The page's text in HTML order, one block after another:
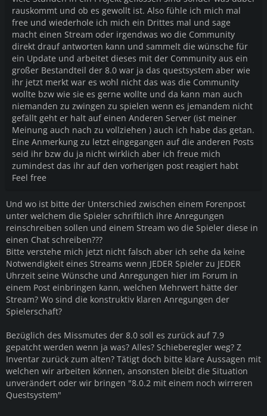
rauskommt und ob es gewollt ist. Also fühle ich mich mal
free und wiederhole ich mich ein Drittes mal und sage
macht einen Stream oder irgendwas wo die Community
direkt drauf antworten kann und sammelt die wünsche für
ein Update und arbeitet dieses mit der Community aus ein
großer Bestandteil der 8.0 war ja das questsystem aber wie
ihr jetzt merkt war es wohl nicht das was die Community
wollte bzw wie sie es gerne wollte und da kann man auch
niemanden zu zwingen zu spielen wenn es jemandem nicht
gefällt geht er halt auf einen Anderen Server (ist meiner
Meinung auch nach zu vollziehen ) auch ich habe das getan.
Eine Anmerkung zu letzt eingegangen auf die anderen Posts
seid ihr bzw du ja nicht wirklich aber ich freue mich
zumindest das ihr auf den vorherigen post reagiert habt
Feel free
Und wo ist bitte der Unterschied zwischen einem Forenpost
unter welchem die Spieler schriftlich ihre Anregungen
reinschreiben sollen und einem Stream wo die Spieler diese in
einen Chat schreiben???
Bitte verstehe mich jetzt nicht falsch aber ich sehe da keine
Notwendigkeit eines Streams wenn JEDER Spieler zu JEDER
Uhrzeit seine Wünsche und Anregungen hier im Forum in
einem Post einbringen kann, welchen Mehrwert hätte der
Stream? Wo sind die konstruktiv klaren Anregungen der
Spielerschaft?
Bezüglich des Missmutes der 8.0 soll es zurück auf 7.9
gepatcht werden wenn ja was? Alles? Schieberegler weg? Z
Inventar zurück zum alten? Tätigt doch bitte klare Aussagen mit
welchen wir arbeiten können, ansonsten bleibt die Situation
unverändert oder wir bringen "8.0.2 mit einem noch wirreren
Questsystem"